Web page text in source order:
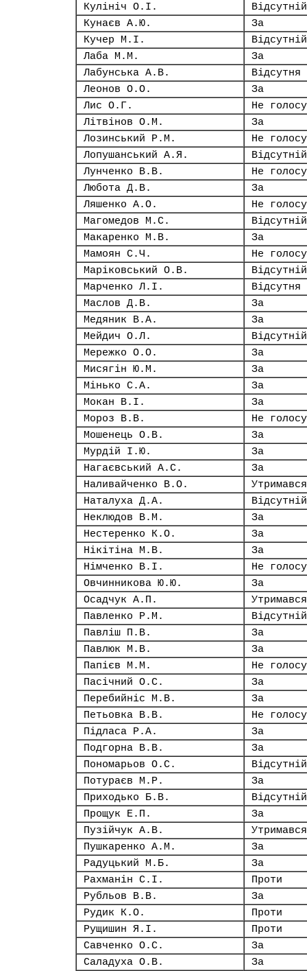
Кулініч О.І.
Відсутній
Кунаєв А.Ю.
За
Кучер М.І.
Відсутній
Лаба М.М.
За
Лабунська А.В.
Відсутня
Леонов О.О.
За
Лис О.Г.
Не
Літвінов О.М.
За
Лозинський Р.М.
Не
Лопушанський А.Я.
Відсутній
Лунченко В.В.
Не
Любота Д.В.
За
Ляшенко А.О.
Не
Магомедов М.С.
Відсутній
Макаренко М.В.
За
Мамоян С.Ч.
Не
Маріковський О.В.
Відсутній
Марченко Л.І.
Відсутня
Маслов Д.В.
За
Медяник В.А.
За
Мейдич О.Л.
Відсутній
Мережко О.О.
За
Мисягін Ю.М.
За
Мінько С.А.
За
Мокан В.І.
За
Мороз В.В.
Не
Мошенець О.В.
За
Мурдій І.Ю.
За
Нагаєвський А.С.
За
Наливайченко В.О.
Утримався
Наталуха Д.А.
Відсутній
Неклюдов В.М.
За
Нестеренко К.О.
За
Нікітіна М.В.
За
Німченко В.І.
Не
Овчинникова Ю.Ю.
За
Осадчук А.П.
Утримався
Павленко Р.М.
Відсутній
Павліш П.В.
За
Павлюк М.В.
За
Папієв М.М.
Не
Пасічний О.С.
За
Перебийніс М.В.
За
Петьовка В.В.
Не
Підласа Р.А.
За
Подгорна В.В.
За
Пономарьов О.С.
Відсутній
Потураєв М.Р.
За
Приходько Б.В.
Відсутній
Прощук Е.П.
За
Пузійчук А.В.
Утримався
Пушкаренко А.М.
За
Радуцький М.Б.
За
Рахманін С.І.
Проти
Рубльов В.В.
За
Рудик К.О.
Проти
Рущишин Я.І.
Проти
Савченко О.С.
За
Саладуха О.В.
За